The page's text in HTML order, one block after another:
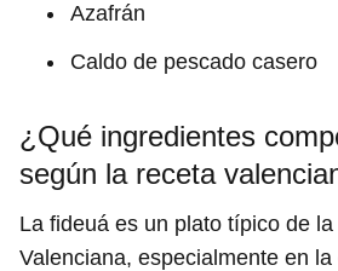
Azafrán
Caldo de pescado casero
¿Qué ingredientes
según la receta
La fideuá es un plato típico de la
Valenciana, especialmente en